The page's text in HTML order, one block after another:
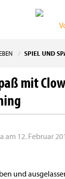
SPIEL UND
mit
am 12. Februar
und